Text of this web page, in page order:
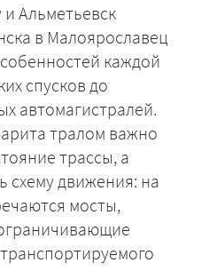
и Альметьевск
в Малоярославец
каждой
спусков до
автомагистралей.
тралом важно
трассы, а
схему движения: на
мосты,